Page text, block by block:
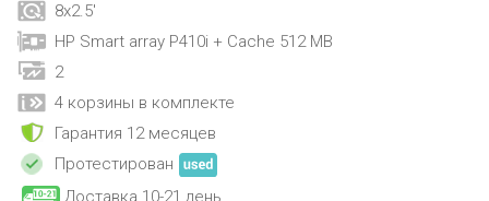
8x2.5'
HP Smart array P410i + Cache 512 MB
2
4 корзины в комплекте
Гарантия 12 месяцев
Протестирован
Доставка 10-21 день